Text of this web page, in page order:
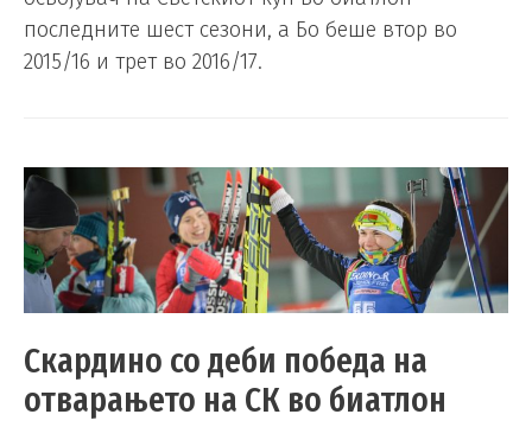
последните шест сезони, а Бо беше втор во
2015/16 и трет во 2016/17.
Скардино со деби победа на
отварањето на СК во биатлон